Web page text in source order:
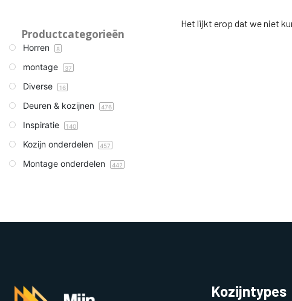
Productcategorieën
Horren 8
montage 37
Diverse 16
Deuren & kozijnen 476
Inspiratie 140
Kozijn onderdelen 457
Montage onderdelen 442
Het lijkt erop dat we niet
Kozijntypes